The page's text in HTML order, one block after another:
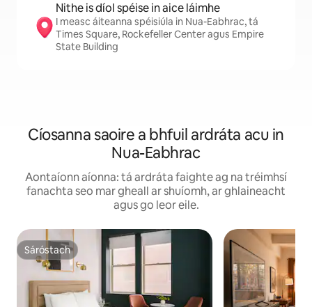
Nithe is díol spéise in aice láimhe
I measc áiteanna spéisiúla in Nua-Eabhrac, tá
Times Square, Rockefeller Center agus Empire
State Building
Cíosanna saoire a bhfuil ardráta acu in
Nua-Eabhrac
Aontaíonn aíonna: tá ardráta faighte ag na tréimhsí
fanachta seo mar gheall ar shuíomh, ar ghlaineacht
agus go leor eile.
Sáróstach
Sáróstach